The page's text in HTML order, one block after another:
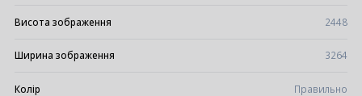
Висота зображення 2448
Ширина зображення 3264
Колір Правильно